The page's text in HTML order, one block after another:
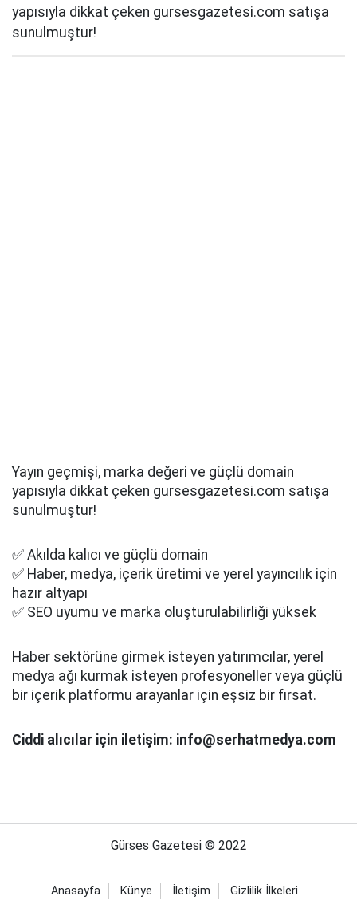
yapısıyla dikkat çeken gursesgazetesi.com satışa
sunulmuştur!
Yayın geçmişi, marka değeri ve güçlü domain
yapısıyla dikkat çeken gursesgazetesi.com satışa
sunulmuştur!
✅ Akılda kalıcı ve güçlü domain
✅ Haber, medya, içerik üretimi ve yerel yayıncılık için
hazır altyapı
✅ SEO uyumu ve marka oluşturulabilirliği yüksek
Haber sektörüne girmek isteyen yatırımcılar, yerel
medya ağı kurmak isteyen profesyoneller veya güçlü
bir içerik platformu arayanlar için eşsiz bir fırsat.
Ciddi alıcılar için iletişim: info@serhatmedya.com
Gürses Gazetesi © 2022
Anasayfa Künye İletişim Gizlilik İlkeleri